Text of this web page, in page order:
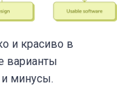
и красиво в
варианты
минусы.